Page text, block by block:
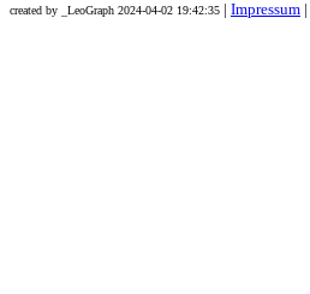
created by _LeoGraph 2024-04-02 19:42:35 Impressum